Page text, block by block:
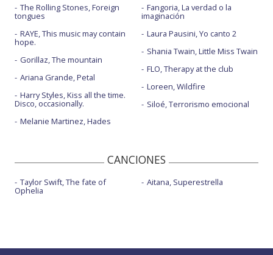
The Rolling Stones, Foreign
tongues
RAYE, This music may contain
hope.
Gorillaz, The mountain
Ariana Grande, Petal
Harry Styles, Kiss all the time.
Disco, occasionally.
Melanie Martinez, Hades
Fangoria, La verdad o la
imaginación
Laura Pausini, Yo canto 2
Shania Twain, Little Miss Twain
FLO, Therapy at the club
Loreen, Wildfire
Siloé, Terrorismo emocional
CANCIONES
Taylor Swift, The fate of
Ophelia
Aitana, Superestrella